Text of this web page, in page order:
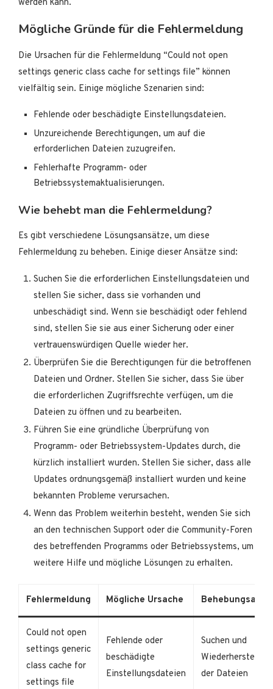
werden kann.
Mögliche Gründe für die Fehlermeldung
Die Ursachen für die Fehlermeldung “Could not open
settings generic class cache for settings file” können
vielfältig sein. Einige mögliche Szenarien sind:
Fehlende oder beschädigte Einstellungsdateien.
Unzureichende Berechtigungen, um auf die
erforderlichen Dateien zuzugreifen.
Fehlerhafte Programm- oder
Betriebssystemaktualisierungen.
Wie behebt man die Fehlermeldung?
Es gibt verschiedene Lösungsansätze, um diese
Fehlermeldung zu beheben. Einige dieser Ansätze sind:
Suchen Sie die erforderlichen Einstellungsdateien und
stellen Sie sicher, dass sie vorhanden und
unbeschädigt sind. Wenn sie beschädigt oder fehlend
sind, stellen Sie sie aus einer Sicherung oder einer
vertrauenswürdigen Quelle wieder her.
Überprüfen Sie die Berechtigungen für die betroffenen
Dateien und Ordner. Stellen Sie sicher, dass Sie über
die erforderlichen Zugriffsrechte verfügen, um die
Dateien zu öffnen und zu bearbeiten.
Führen Sie eine gründliche Überprüfung von
Programm- oder Betriebssystem-Updates durch, die
kürzlich installiert wurden. Stellen Sie sicher, dass alle
Updates ordnungsgemäß installiert wurden und keine
bekannten Probleme verursachen.
Wenn das Problem weiterhin besteht, wenden Sie sich
an den technischen Support oder die Community-Foren
des betreffenden Programms oder Betriebssystems, um
weitere Hilfe und mögliche Lösungen zu erhalten.
Fehlermeldung Mögliche Ursache
Could not open
settings generic
class cache for
settings file
Fehlende oder
beschädigte
Einstellungsdateien
Suchen und
Wiederherstellen
der Dateien